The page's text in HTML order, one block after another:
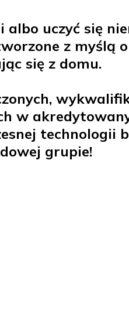
uczyć się
z myślą
się z domu.
w
technologii
grupie!